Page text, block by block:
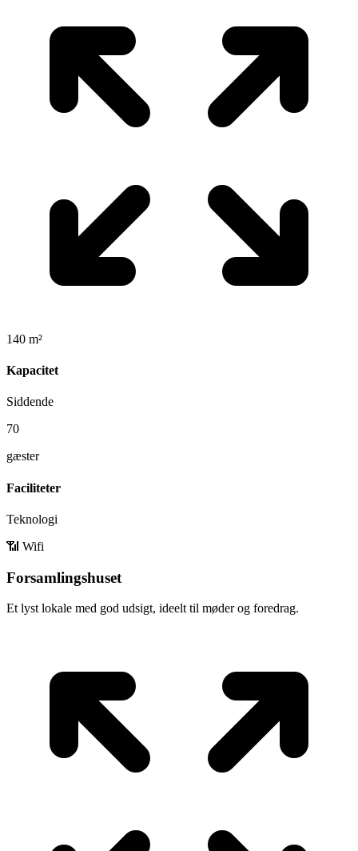
140 m²
Kapacitet
Siddende
70
gæster
Faciliteter
Teknologi
📶 Wifi
Forsamlingshuset
Et lyst lokale med god udsigt, ideelt til møder og foredrag.